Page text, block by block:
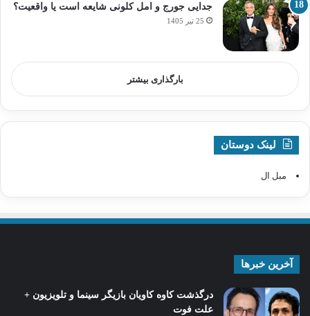
جدایی جورج و امل کلونی شایعه است یا واقعیت؟
25 تیر 1405
بارگذاری بیشتر
لینک دوستان
مبل ال
آخرین خبرها
درگذشت کاوه کاویان بازیگر سینما و تلویزیون +
علت فوت